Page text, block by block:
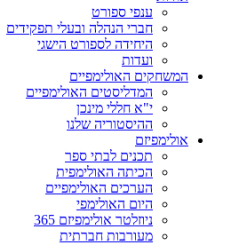
ענפי ספורט
חברי הנהלה ובעלי תפקידים
היחידה לספורט הישגי
ועדות
המשחקים האולימפיים
המדליסטים האולימפיים
י"א חללי מינכן
ההיסטוריה שלנו
אולימפיזם
תכנים לבתי ספר
הכיתה האולימפית
הערכים האולימפיים
היום האולימפי
ניוזלטר אולימפיזם 365
מעורבות חברתית